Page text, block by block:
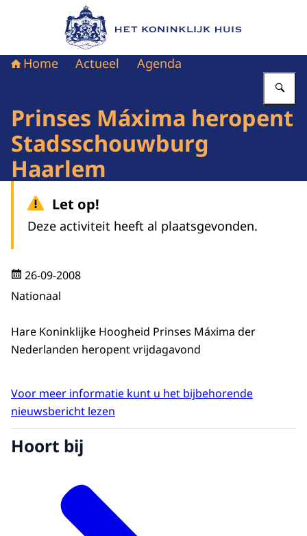
Naar de homepage van Het Koninklijk Huis
Home Actueel Agenda
Prinses Máxima heropent
Stadsschouwburg
Haarlem
Let op!
Deze activiteit heeft al plaatsgevonden.
26-09-2008
Nationaal
Hare Koninklijke Hoogheid Prinses Máxima der
Nederlanden heropent vrijdagavond
Voor meer informatie kunt u het bijbehorende
nieuwsbericht lezen
Hoort bij